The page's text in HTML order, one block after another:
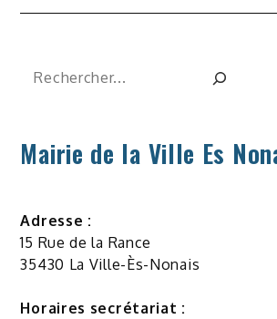
Rechercher
Mairie de la Ville Es
Adresse :
15 Rue de la Rance
35430 La Ville-Ès-Nonais
Horaires secrétariat :